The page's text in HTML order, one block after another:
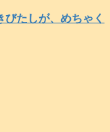
たしが、めちゃく